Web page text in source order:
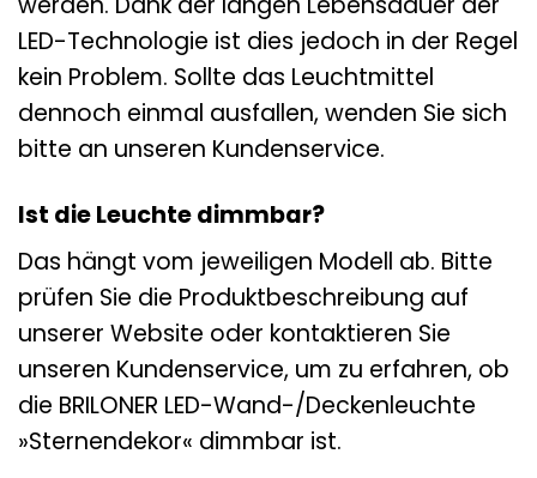
LED-Technologie ist dies jedoch in der Regel
kein Problem. Sollte das Leuchtmittel
dennoch einmal ausfallen, wenden Sie sich
bitte an unseren Kundenservice.
Ist die Leuchte dimmbar?
Das hängt vom jeweiligen Modell ab. Bitte
prüfen Sie die Produktbeschreibung auf
unserer Website oder kontaktieren Sie
unseren Kundenservice, um zu erfahren, ob
die BRILONER LED-Wand-/Deckenleuchte
»Sternendekor« dimmbar ist.